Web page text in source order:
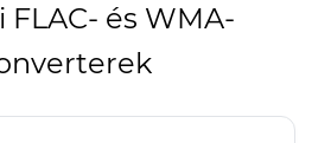
FLAC- és WMA-